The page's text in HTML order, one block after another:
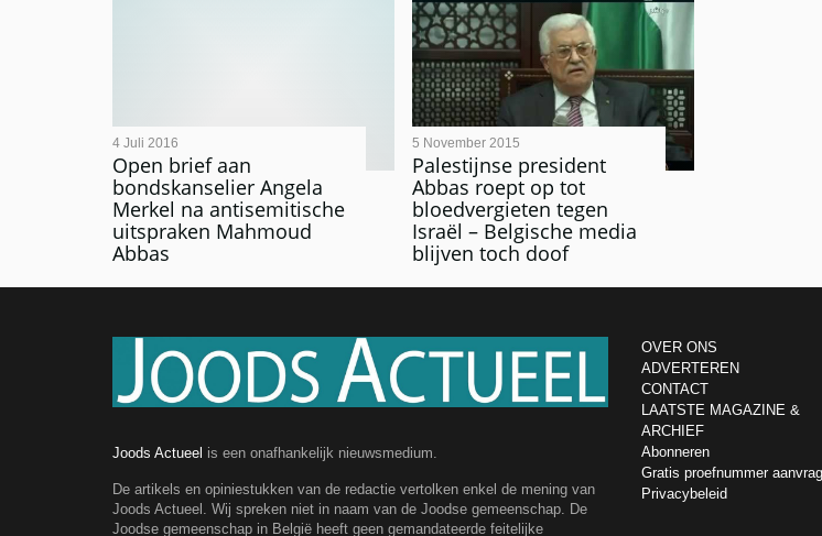
Open brief aan
bondskanselier Angela
Merkel na antisemitische
uitspraken Mahmoud
Abbas
4 Juli 2016
Palestijnse president
Abbas roept op tot
bloedvergieten tegen
Israël – Belgische media
blijven toch doof
5 November 2015
Joods Actueel is een onafhankelijk nieuwsmedium.
De artikels en opiniestukken van de redactie vertolken enkel de mening van
Joods Actueel. Wij spreken niet in naam van de Joodse gemeenschap. De
Joodse gemeenschap in België heeft geen gemandateerde feitelijke
OVER ONS
ADVERTEREN
CONTACT
LAATSTE MAGAZINE &
ARCHIEF
Abonneren
Gratis proefnummer
Privacybeleid